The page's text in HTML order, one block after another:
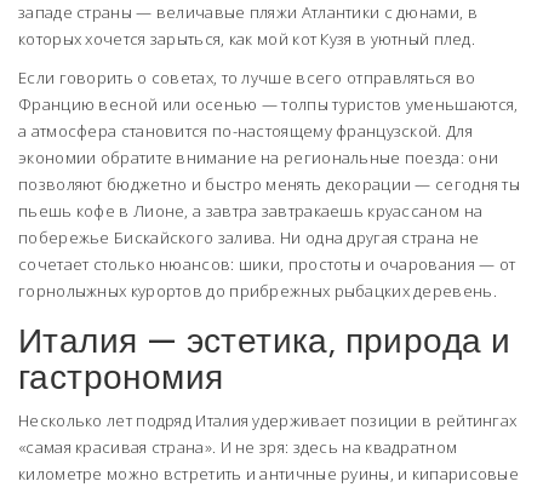
западе страны — величавые пляжи Атлантики с дюнами, в
которых хочется зарыться, как мой кот Кузя в уютный плед.
Если говорить о советах, то лучше всего отправляться во
Францию весной или осенью — толпы туристов уменьшаются,
а атмосфера становится по-настоящему французской. Для
экономии обратите внимание на региональные поезда: они
позволяют бюджетно и быстро менять декорации — сегодня ты
пьешь кофе в Лионе, а завтра завтракаешь круассаном на
побережье Бискайского залива. Ни одна другая страна не
сочетает столько нюансов: шики, простоты и очарования — от
горнолыжных курортов до прибрежных рыбацких деревень.
Италия — эстетика, природа и
гастрономия
Несколько лет подряд Италия удерживает позиции в рейтингах
«самая красивая страна». И не зря: здесь на квадратном
километре можно встретить и античные руины, и кипарисовые